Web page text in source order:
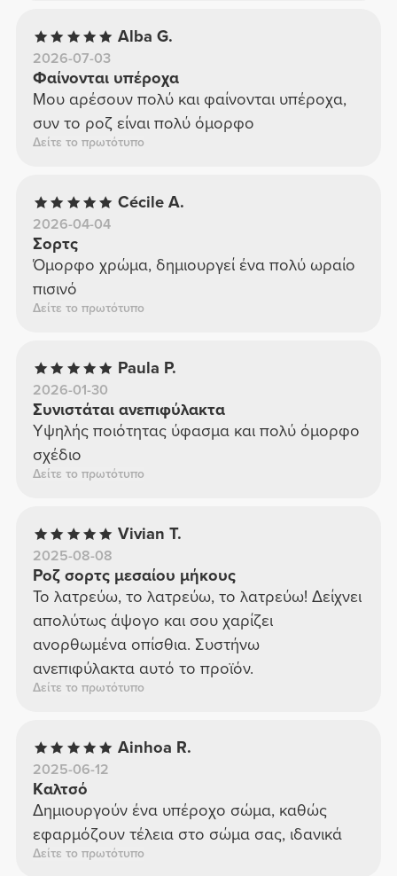
Alba G.
2026-07-03
Φαίνονται υπέροχα
Μου αρέσουν πολύ και φαίνονται υπέροχα,
συν το ροζ είναι πολύ όμορφο
Δείτε το πρωτότυπο
Cécile A.
2026-04-04
Σορτς
Όμορφο χρώμα, δημιουργεί ένα πολύ ωραίο
πισινό
Δείτε το πρωτότυπο
Paula P.
2026-01-30
Συνιστάται ανεπιφύλακτα
Υψηλής ποιότητας ύφασμα και πολύ όμορφο
σχέδιο
Δείτε το πρωτότυπο
Vivian T.
2025-08-08
Ροζ σορτς μεσαίου μήκους
Το λατρεύω, το λατρεύω, το λατρεύω! Δείχνει
απολύτως άψογο και σου χαρίζει
ανορθωμένα οπίσθια. Συστήνω
ανεπιφύλακτα αυτό το προϊόν.
Δείτε το πρωτότυπο
Ainhoa R.
2025-06-12
Καλτσό
Δημιουργούν ένα υπέροχο σώμα, καθώς
εφαρμόζουν τέλεια στο σώμα σας, ιδανικά
Δείτε το πρωτότυπο